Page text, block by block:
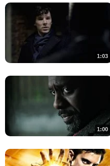
1:03
1:00